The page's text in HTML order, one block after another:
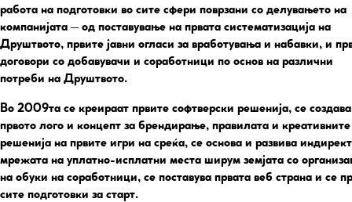
работа на подготовки во сите сфери поврзани со делувањето на
компанијата – од поставување на првата систематизација на
Друштвото, првите јавни огласи за вработувања и набавки, и
договори со добавувачи и соработници по основ на различни
потреби на Друштвото.
Во 2009та се креираат првите софтверски решенија, се создава
првото лого и концепт за брендирање, правилата и креативните
решенија на првите игри на среќа, се основа и развива
мрежата на уплатно-исплатни места ширум земјата со
на обуки на соработници, се поставува првата веб страна и се
сите подготовки за старт.